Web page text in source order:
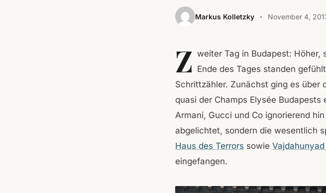
Markus Kolletzky November 4,
Z weiter Tag in Budapest: Höher,
Ende des Tages standen
Schrittzähler. Zunächst ging es über
quasi der Champs Elysée
Armani, Gucci und Co ignorierend
abgelichtet, sondern die wesentlich
Haus des Terrors sowie
eingefangen.